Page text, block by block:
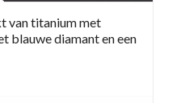
van titanium met
blauwe diamant en een